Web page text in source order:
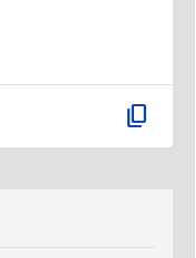
content_copy